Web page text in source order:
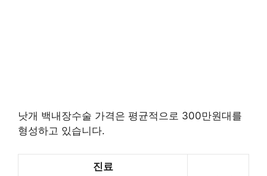
낫개 백내장수술 가격은 평균적으로 300만원대를
형성하고 있습니다.
진료